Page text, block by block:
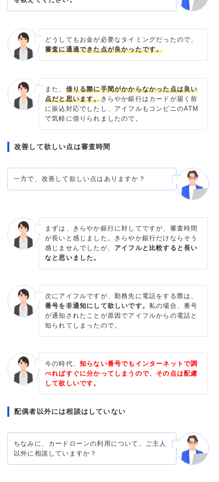
どうしてもお金が必要なタイミングだったので、
審査に通過できた点が良かったです。
また、 借りる際に手間がかからなかった点は良い
点だと思います。きらやか銀行はカードが届く前
に振込対応でしたし、アイフルもコンビニのATM
で気軽に借りられましたので。
改善して欲しい点は審査時間
一方で、改善して欲しい点はありますか？
まずは、きらやか銀行に対してですが、審査時間
が長いと感じました。きらやか銀行だけならそう
感じませんでしたが、 アイフルと比較すると長い
なと思いました。
次にアイフルですが、勤務先に電話をする際は、
番号を非通知にして欲しいです。 私の場合、番号
が通知されたことが原因でアイフルからの電話と
知られてしまったので。
今の時代、 知らない番号でもインターネットで調
べればすぐに分かってしまうので、その点は配慮
して欲しいです。
配偶者以外には相談はしていない
ちなみに、カードローンの利用について、ご主人
以外に相談していますか？